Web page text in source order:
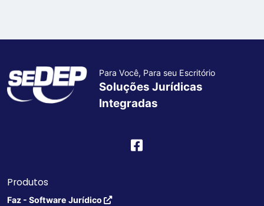
Para Você, Para seu Escritório
Soluções Jurídicas
Integradas
Produtos
Faz - Software Jurídico